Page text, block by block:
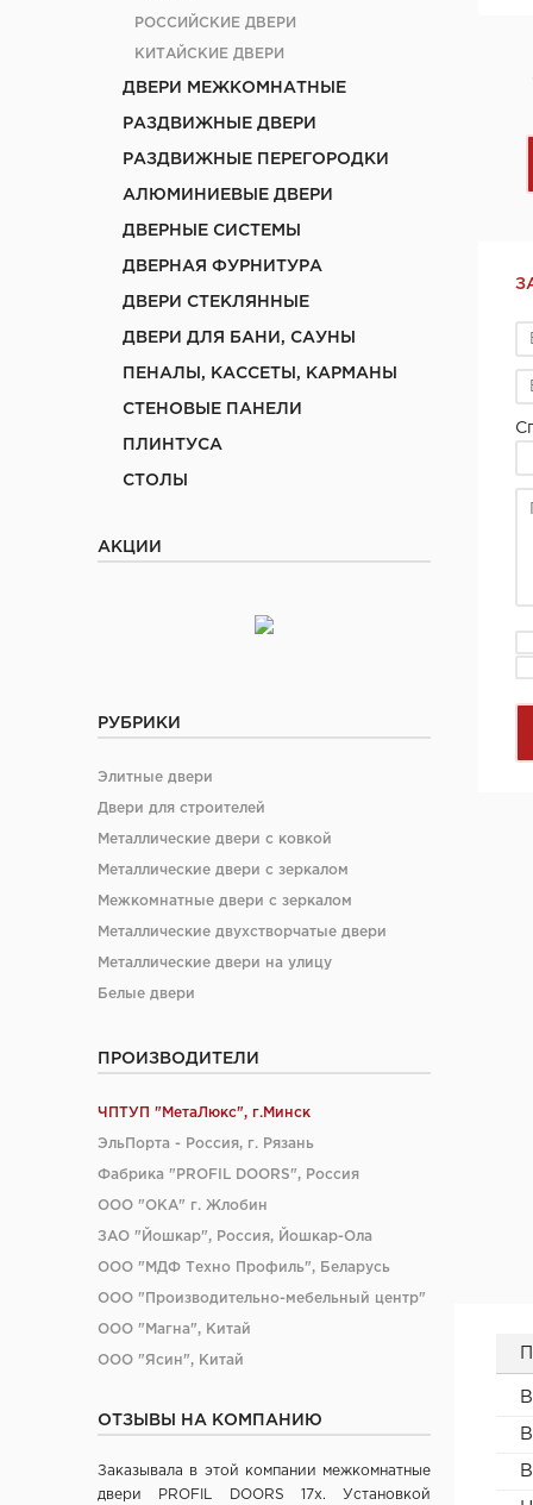
РОССИЙСКИЕ ДВЕРИ
КИТАЙСКИЕ ДВЕРИ
ДВЕРИ МЕЖКОМНАТНЫЕ
РАЗДВИЖНЫЕ ДВЕРИ
РАЗДВИЖНЫЕ ПЕРЕГОРОДКИ
АЛЮМИНИЕВЫЕ ДВЕРИ
ДВЕРНЫЕ СИСТЕМЫ
ДВЕРНАЯ ФУРНИТУРА
ДВЕРИ СТЕКЛЯННЫЕ
ДВЕРИ ДЛЯ БАНИ, САУНЫ
ПЕНАЛЫ, КАССЕТЫ, КАРМАНЫ
СТЕНОВЫЕ ПАНЕЛИ
ПЛИНТУСА
СТОЛЫ
АКЦИИ
РУБРИКИ
Элитные двери
Двери для строителей
Металлические двери с ковкой
Металлические двери с зеркалом
Межкомнатные двери с зеркалом
Металлические двухстворчатые двери
Металлические двери на улицу
Белые двери
ПРОИЗВОДИТЕЛИ
ЧПТУП "МетаЛюкс", г.Минск
ЭльПорта - Россия, г. Рязань
Фабрика "PROFIL DOORS", Россия
ООО "ОКА" г. Жлобин
ЗАО "Йошкар", Россия, Йошкар-Ола
ООО "МДФ Техно Профиль", Беларусь
ООО "Производительно-мебельный центр"
ООО "Магна", Китай
ООО "Ясин", Китай
ООО "Промет", г. Москва
ОТЗЫВЫ НА КОМПАНИЮ
Заказывала в этой компании межкомнатные
двери PROFIL DOORS 17x. Установкой